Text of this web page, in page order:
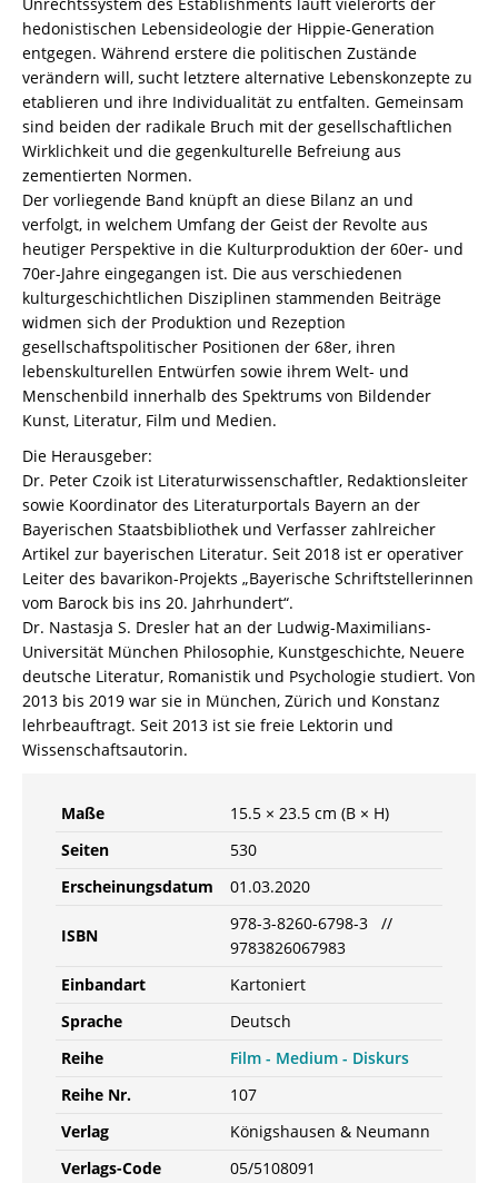
9783826067983
978-
3-
8260-
6798-
/
978-
3-
82-
606798-
Menge
hedonistischen Lebensideologie der Hippie-Generation
entgegen. Während erstere die politischen Zustände
verändern will, sucht letztere alternative Lebenskonzepte zu
etablieren und ihre Individualität zu entfalten. Gemeinsam
sind beiden der radikale Bruch mit der gesellschaftlichen
Wirklichkeit und die gegenkulturelle Befreiung aus
zementierten Normen.
Der vorliegende Band knüpft an diese Bilanz an und
verfolgt, in welchem Umfang der Geist der Revolte aus
heutiger Perspektive in die Kulturproduktion der 60er- und
70er-Jahre eingegangen ist. Die aus verschiedenen
kulturgeschichtlichen Disziplinen stammenden Beiträge
widmen sich der Produktion und Rezeption
gesellschaftspolitischer Positionen der 68er, ihren
lebenskulturellen Entwürfen sowie ihrem Welt- und
Menschenbild innerhalb des Spektrums von Bildender
Kunst, Literatur, Film und Medien.
Die Herausgeber:
Dr. Peter Czoik ist Literaturwissenschaftler, Redaktionsleiter
sowie Koordinator des Literaturportals Bayern an der
Bayerischen Staatsbibliothek und Verfasser zahlreicher
Artikel zur bayerischen Literatur. Seit 2018 ist er operativer
Leiter des bavarikon-Projekts „Bayerische Schriftstellerinnen
vom Barock bis ins 20. Jahrhundert“.
Dr. Nastasja S. Dresler hat an der Ludwig-Maximilians-
Universität München Philosophie, Kunstgeschichte, Neuere
deutsche Literatur, Romanistik und Psychologie studiert. Von
2013 bis 2019 war sie in München, Zürich und Konstanz
lehrbeauftragt. Seit 2013 ist sie freie Lektorin und
Wissenschaftsautorin.
Maße
15.5 × 23.5 cm (B × H)
Seiten
530
Erscheinungsdatum
01.03.2020
ISBN
978-3-8260-6798-3 //
9783826067983
Einbandart
Kartoniert
Sprache
Deutsch
Reihe
Film - Medium - Diskurs
Reihe Nr.
107
Verlag
Königshausen & Neumann
Verlags-Code
05/5108091